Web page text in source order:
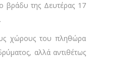
βράδυ της Δευτέρας 17
χώρους του πληθώρα
αλλά αντιθέτως